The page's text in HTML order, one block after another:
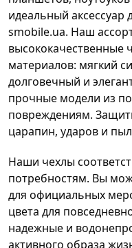
идеальный аксессуар
smobile.ua. Наш
высококачественные
материалов: мягкий
долговечный и
прочные модели из
повреждениям.
царапин, ударов и
Наши чехлы
потребностям. Вы
для официальных
цвета для
надежные и
активного образа